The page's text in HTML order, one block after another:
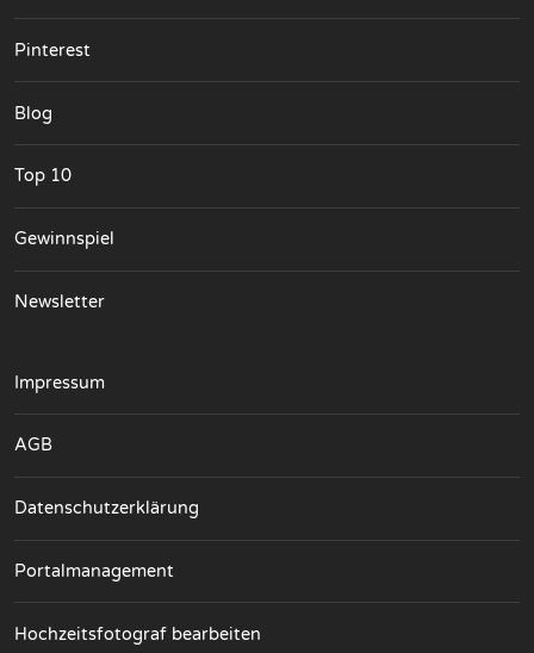
Pinterest
Blog
Top 10
Gewinnspiel
Newsletter
Impressum
AGB
Datenschutzerklärung
Portalmanagement
Hochzeitsfotograf bearbeiten